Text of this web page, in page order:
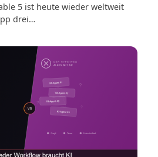
5 ist heute wieder weltweit
drei…